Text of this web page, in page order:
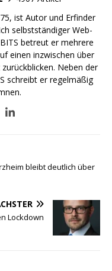
ist Autor und Erfinder
selbstständiger Web-
betreut er mehrere
einen inzwischen über
Neben der
schreibt er regelmäßig
bleibt deutlich über
Lockdown